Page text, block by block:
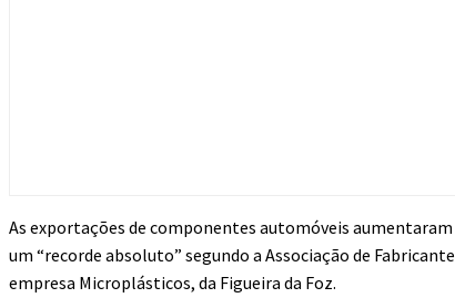
As exportações de componentes automóveis
um “recorde absoluto” segundo a Associação de
empresa Microplásticos, da Figueira da Foz.